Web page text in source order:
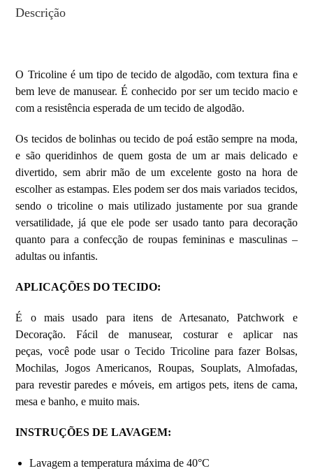
Descrição
O Tricoline é um tipo de tecido de algodão, com textura fina e
bem leve de manusear. É conhecido por ser um tecido macio e
com a resistência esperada de um tecido de algodão.
Os tecidos de bolinhas ou tecido de poá estão sempre na moda,
e são queridinhos de quem gosta de um ar mais delicado e
divertido, sem abrir mão de um excelente gosto na hora de
escolher as estampas. Eles podem ser dos mais variados tecidos,
sendo o tricoline o mais utilizado justamente por sua grande
versatilidade, já que ele pode ser usado tanto para decoração
quanto para a confecção de roupas femininas e masculinas –
adultas ou infantis.
APLICAÇÕES DO TECIDO:
É o mais usado para itens de Artesanato, Patchwork e
Decoração. Fácil de manusear, costurar e aplicar nas
peças, você pode usar o Tecido Tricoline para fazer Bolsas,
Mochilas, Jogos Americanos, Roupas, Souplats, Almofadas,
para revestir paredes e móveis, em artigos pets, itens de cama,
mesa e banho, e muito mais.
INSTRUÇÕES DE LAVAGEM:
Lavagem a temperatura máxima de 40°C